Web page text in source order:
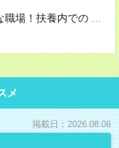
職場！扶養内での ...
メ
掲載日：2026.08.06